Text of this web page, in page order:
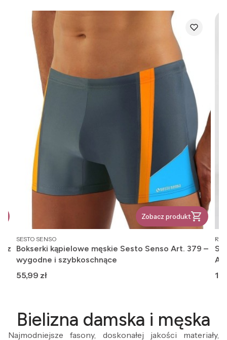
z
Zobacz produkt
PRODUCENT
SESTO SENSO
Bokserki kąpielowe męskie Sesto Senso Art. 379 –
wygodne i szybkoschnące
Cena
55,99 zł
Bielizna damska i męska
Najmodniejsze fasony, doskonałej jakości materiały,